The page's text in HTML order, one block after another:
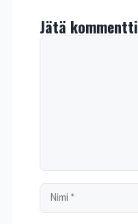
Jätä kommentti
Kommentti